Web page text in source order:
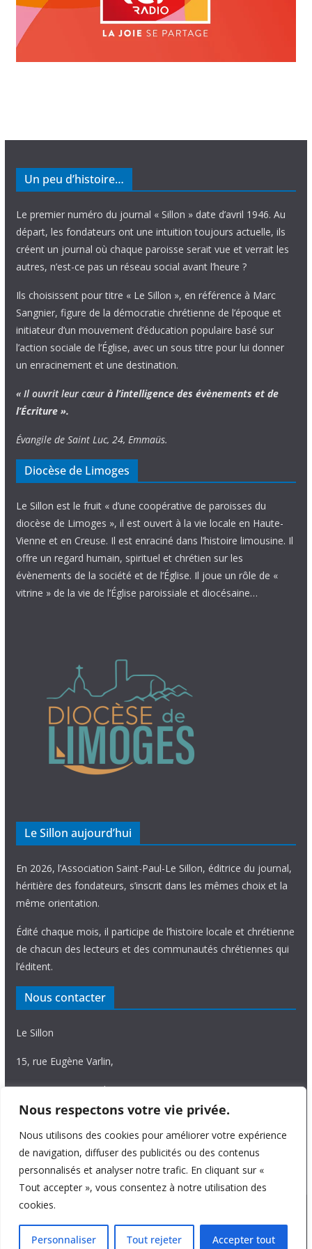
Nous respectons votre vie privée.
Nous utilisons des cookies pour améliorer votre expérience
de navigation, diffuser des publicités ou des contenus
personnalisés et analyser notre trafic. En cliquant sur «
Tout accepter », vous consentez à notre utilisation des
cookies.
Personnaliser Tout rejeter Accepter tout
Un peu d’histoire…
Le premier numéro du journal « Sillon » date d’avril 1946. Au
départ, les fondateurs ont une intuition toujours actuelle, ils
créent un journal où chaque paroisse serait vue et verrait les
autres, n’est-ce pas un réseau social avant l’heure ?
Ils choisissent pour titre « Le Sillon », en référence à Marc
Sangnier, figure de la démocratie chrétienne de l’époque et
initiateur d’un mouvement d’éducation populaire basé sur
l’action sociale de l’Église, avec un sous titre pour lui donner
un enracinement et une destination.
« Il ouvrit leur cœur à l’intelligence des évènements et de
l’Écriture ».
Évangile de Saint Luc, 24, Emmaüs.
Diocèse de Limoges
Le Sillon est le fruit « d’une coopérative de paroisses du
diocèse de Limoges », il est ouvert à la vie locale en Haute-
Vienne et en Creuse. Il est enraciné dans l’histoire limousine. Il
offre un regard humain, spirituel et chrétien sur les
évènements de la société et de l’Église. Il joue un rôle de «
vitrine » de la vie de l’Église paroissiale et diocésaine…
Le Sillon aujourd’hui
En 2026, l’Association Saint-Paul-Le Sillon, éditrice du journal,
héritière des fondateurs, s’inscrit dans les mêmes choix et la
même orientation.
Édité chaque mois, il participe de l’histoire locale et chrétienne
de chacun des lecteurs et des communautés chrétiennes qui
l’éditent.
Nous contacter
Le Sillon
15, rue Eugène Varlin,
87036 Limoges Cedex.
Tél. 05 55 06 14 15
Nous écrire
Copyright © 2026 Le Sillon
. All rights reserved.